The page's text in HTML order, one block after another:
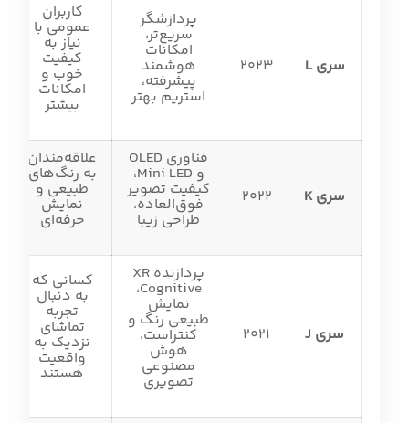
سری L 2023
پردازشگر
سریع‌تر،
امکانات
هوشمند
پیشرفته،
استریم بهتر
کاربران
عمومی با
نیاز به
کیفیت
خوب و
امکانات
بیشتر
سری K 2022
فناوری OLED
و Mini LED،
کیفیت تصویر
فوق‌العاده،
طراحی زیبا
علاقه‌مندان
به رنگ‌های
طبیعی و
نمایش
حرفه‌ای
سری J 2021
پردازنده XR
Cognitive،
نمایش
طبیعی رنگ و
کنتراست،
هوش
مصنوعی
تصویری
کسانی که
به دنبال
تجربه
تماشای
نزدیک به
واقعیت
هستند